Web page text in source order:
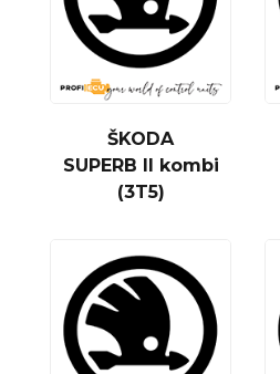
ŠKODA
SUPERB II kombi
(3T5)